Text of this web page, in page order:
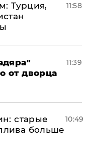
Турция,
11:58
от дворца
11:39
старые
больше
10:49